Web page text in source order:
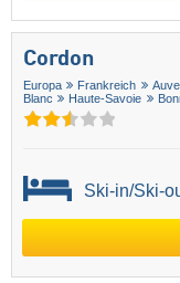
Cordon
Europa Frankreich
Blanc
Haute-Savoie
Ski-in/Ski-